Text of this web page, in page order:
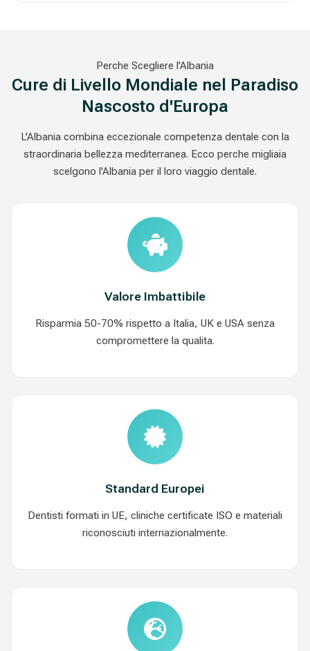
Perche Scegliere l'Albania
Cure di Livello Mondiale nel Paradiso
Nascosto d'Europa
L'Albania combina eccezionale competenza dentale con la
straordinaria bellezza mediterranea. Ecco perche migliaia
scelgono l'Albania per il loro viaggio dentale.
Valore Imbattibile
Risparmia 50-70% rispetto a Italia, UK e USA senza
compromettere la qualita.
Standard Europei
Dentisti formati in UE, cliniche certificate ISO e materiali
riconosciuti internazionalmente.